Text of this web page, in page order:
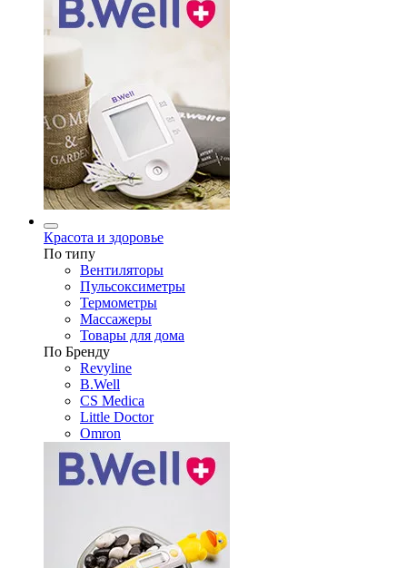
Красота и здоровье
По типу
Вентиляторы
Пульсоксиметры
Термометры
Массажеры
Товары для дома
По Бренду
Revyline
B.Well
CS Medica
Little Doctor
Omron